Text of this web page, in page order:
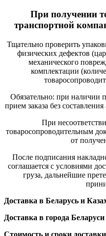
При получении
транспортной
Тщательно проверить
физических дефектов
механического
комплектации
Обязательно: при наличии
прием заказа без
При
товаросопроводительным
от
После подписания
соглашается с условиями
груза, дальнейшие
Доставка в Беларусь и
Доставка в города
Стоимость и сроки доставки